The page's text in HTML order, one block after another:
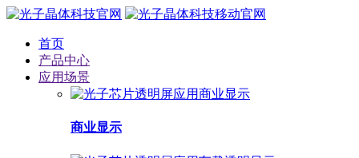
首页
产品中心
应用场景
商业显示